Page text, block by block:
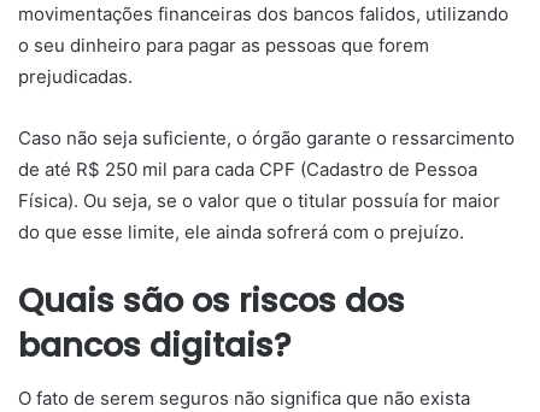
movimentações financeiras dos bancos falidos, utilizando
o seu dinheiro para pagar as pessoas que forem
prejudicadas.
Caso não seja suficiente, o órgão garante o ressarcimento
de até R$ 250 mil para cada CPF (Cadastro de Pessoa
Física). Ou seja, se o valor que o titular possuía for maior
do que esse limite, ele ainda sofrerá com o prejuízo.
Quais são os riscos dos
bancos digitais?
O fato de serem seguros não significa que não exista